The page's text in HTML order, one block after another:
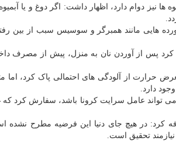
ها نیز دوام دارد، اظهار داشت: اگر دوغ و یا
هایی مانند همبرگر و سوسیس سبب از بین
کرد پس از آوردن نان به منزل، پیش از مصرف
حرارت از آلودگی های احتمالی پاک کرد، اما
دارد.
تواند عامل سرایت کرونا باشد، سفارش کرد که
کرد: در هیچ جای دنیا این فرضیه مطرح نشده
تحقیق است.